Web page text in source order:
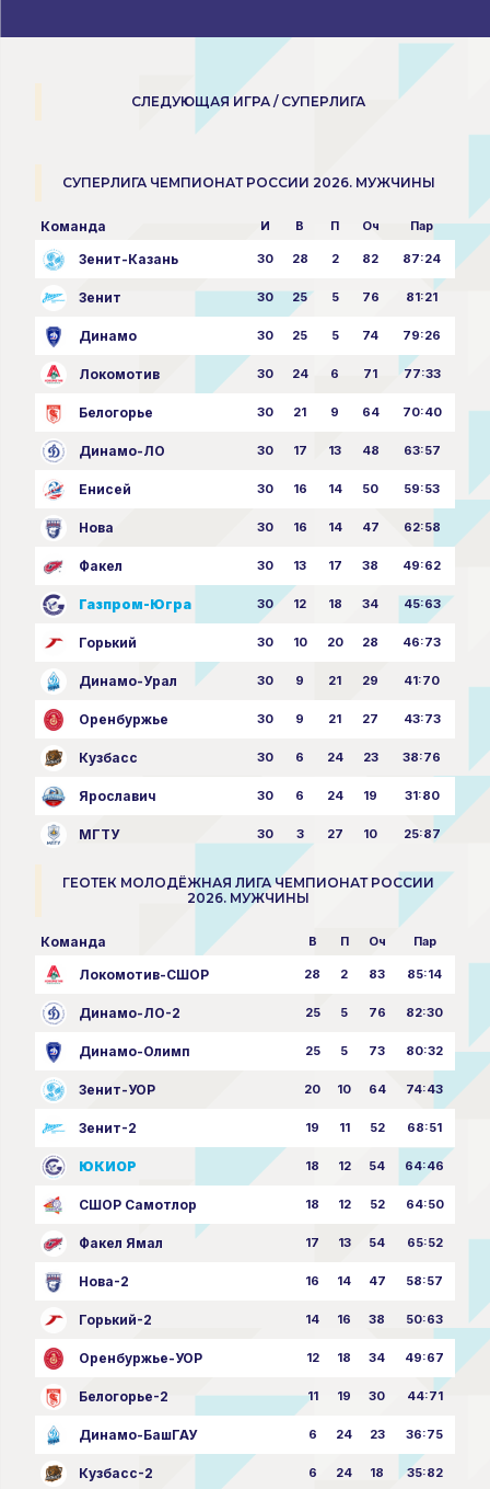
СЛЕДУЮЩАЯ ИГРА / СУПЕРЛИГА
СУПЕРЛИГА ЧЕМПИОНАТ РОССИИ 2026. МУЖЧИНЫ
Команда И В П Оч Пар
Зенит-Казань 30 28 2 82 87:24
Зенит 30 25 5 76 81:21
Динамо 30 25 5 74 79:26
Локомотив 30 24 6 71 77:33
Белогорье 30 21 9 64 70:40
Динамо-ЛО 30 17 13 48 63:57
Енисей 30 16 14 50 59:53
Нова 30 16 14 47 62:58
Факел 30 13 17 38 49:62
Газпром-Югра 30 12 18 34 45:63
Горький 30 10 20 28 46:73
Динамо-Урал 30 9 21 29 41:70
Оренбуржье 30 9 21 27 43:73
Кузбасс 30 6 24 23 38:76
Ярославич 30 6 24 19 31:80
МГТУ 30 3 27 10 25:87
ГЕОТЕК МОЛОДЁЖНАЯ ЛИГА ЧЕМПИОНАТ РОССИИ
2026. МУЖЧИНЫ
Команда В П Оч Пар
Локомотив-СШОР 28 2 83 85:14
Динамо-ЛО-2 25 5 76 82:30
Динамо-Олимп 25 5 73 80:32
Зенит-УОР 20 10 64 74:43
Зенит-2 19 11 52 68:51
ЮКИОР 18 12 54 64:46
СШОР Самотлор 18 12 52 64:50
Факел Ямал 17 13 54 65:52
Нова-2 16 14 47 58:57
Горький-2 14 16 38 50:63
Оренбуржье-УОР 12 18 34 49:67
Белогорье-2 11 19 30 44:71
Динамо-БашГАУ 6 24 23 36:75
Кузбасс-2 6 24 18 35:82